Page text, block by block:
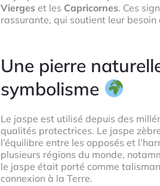
Vierges et les Capricornes. Ces
rassurante, qui soutient leur
Une pierre
symbolisme
Le jaspe est utilisé depuis des
qualités protectrices. Le jaspe
l’équilibre entre les opposés et
plusieurs régions du monde,
le jaspe était porté comme
connexion à la Terre.